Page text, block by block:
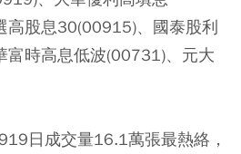
高股息30(00915)、國泰股利
時高息低波(00731)、元大
日成交量16.1萬張最熱絡，